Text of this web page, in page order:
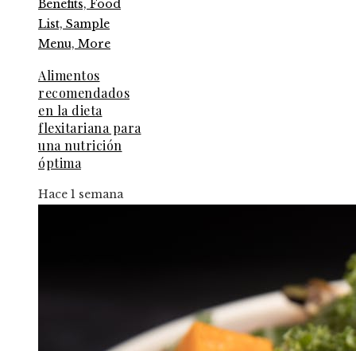
Alimentos
recomendados
en la dieta
flexitariana para
una nutrición
óptima
Hace 1 semana